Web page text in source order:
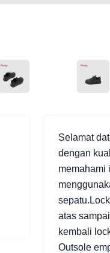
ANGLED VIEW
Selamat
dengan
memahami
atas
kembali
Outsole